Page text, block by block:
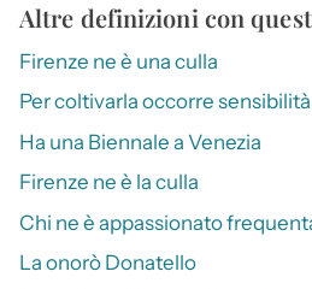
Altre definizioni con
Firenze ne è una culla
Per coltivarla occorre sensibilità
Ha una Biennale a Venezia
Firenze ne è la culla
Chi ne è appassionato
La onorò Donatello